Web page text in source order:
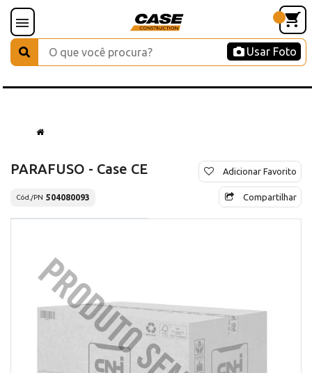
Usar Foto
PARAFUSO - Case CE
Cód./PN 504080093
Adicionar Favorito
Compartilhar